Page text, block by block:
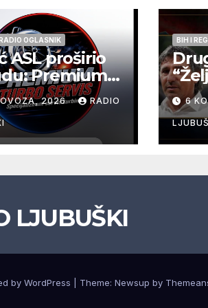
RADIO OGLASNIK
ASL proširio
Premium
Servis sada
adresi u
2026 RADIO
BIH I
u
6
LJUBUŠKI
by WordPress Theme: Newsup by